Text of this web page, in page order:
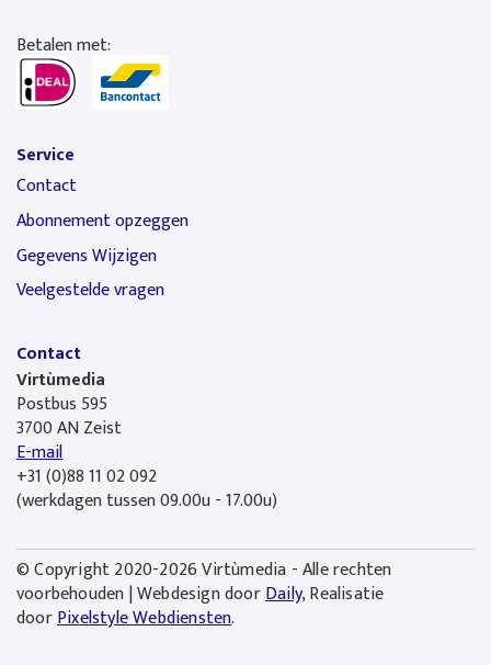
Betalen met:
Service
Contact
Abonnement opzeggen
Gegevens Wijzigen
Veelgestelde vragen
Contact
Virtùmedia
Postbus 595
3700 AN Zeist
E-mail
+31 (0)88 11 02 092
(werkdagen tussen 09.00u - 17.00u)
© Copyright 2020-2026 Virtùmedia - Alle rechten
voorbehouden | Webdesign doorDaily, Realisatie
doorPixelstyle Webdiensten.